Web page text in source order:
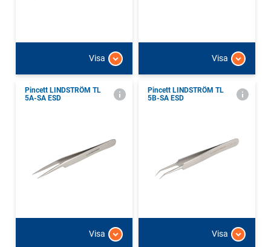
Visa Visa
Pincett LINDSTRÖM TL
5A-SA ESD
Visa
Pincett LINDSTRÖM TL
5B-SA ESD
Visa